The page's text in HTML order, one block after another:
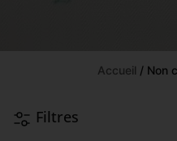
Accueil / Non
Filtres